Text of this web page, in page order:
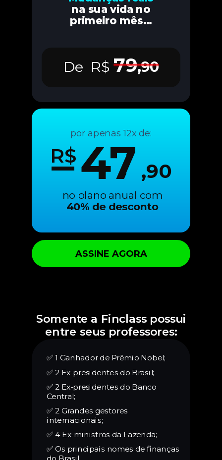
na sua vida no
primeiro mês...
De R$79,90
ASSINE AGORA
47
R$
,90
no plano anual com
40% de desconto
por apenas 12x de:
Somente a Finclass possui
entre seus professores:
✅ 1 Ganhador de Prêmio Nobel;
✅ 2 Ex-presidentes do Brasil;
✅ 2 Ex-presidentes do Banco
Central;
✅ 2 Grandes gestores
internacionais;
✅ 4 Ex-ministros da Fazenda;
✅ Os principais nomes de finanças